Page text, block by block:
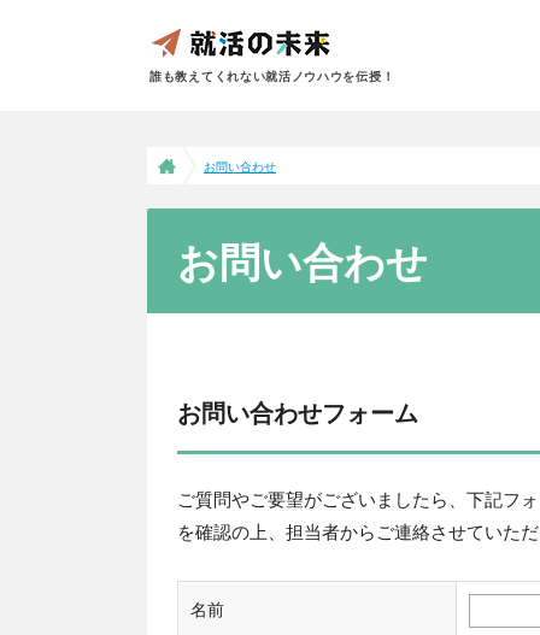
誰も教えてくれない就活ノウハウを伝授！
お問い合わせ
お問い合わせ
お問い合わせフォーム
ご質問やご要望がございましたら、下記フ
を確認の上、担当者からご連絡させていた
名前